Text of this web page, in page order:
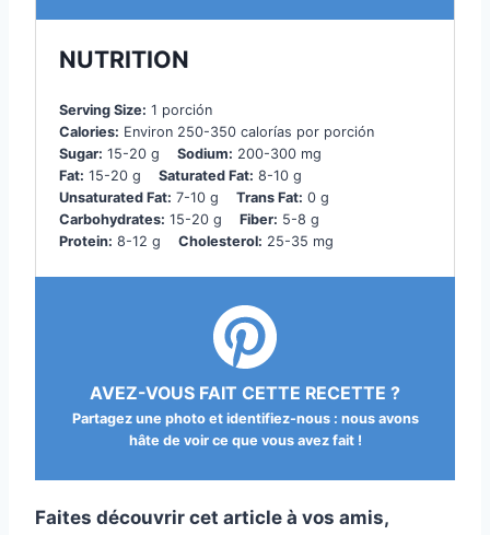
NUTRITION
Serving Size: 1 porción
Calories: Environ 250-350 calorías por porción
Sugar: 15-20 g Sodium: 200-300 mg
Fat: 15-20 g Saturated Fat: 8-10 g
Unsaturated Fat: 7-10 g Trans Fat: 0 g
Carbohydrates: 15-20 g Fiber: 5-8 g
Protein: 8-12 g Cholesterol: 25-35 mg
AVEZ-VOUS FAIT CETTE RECETTE ?
Partagez une photo et identifiez-nous : nous avons
hâte de voir ce que vous avez fait !
Faites découvrir cet article à vos amis,